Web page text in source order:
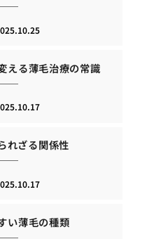
える薄毛治療の常識
れざる関係性
い薄毛の種類